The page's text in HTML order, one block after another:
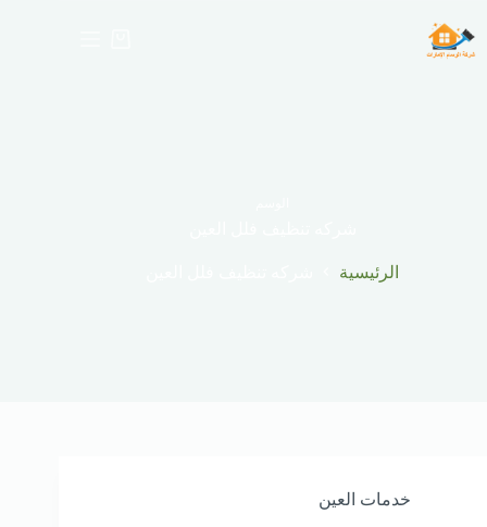
إلى
المحتوى
الرئيسية
خدمات العين